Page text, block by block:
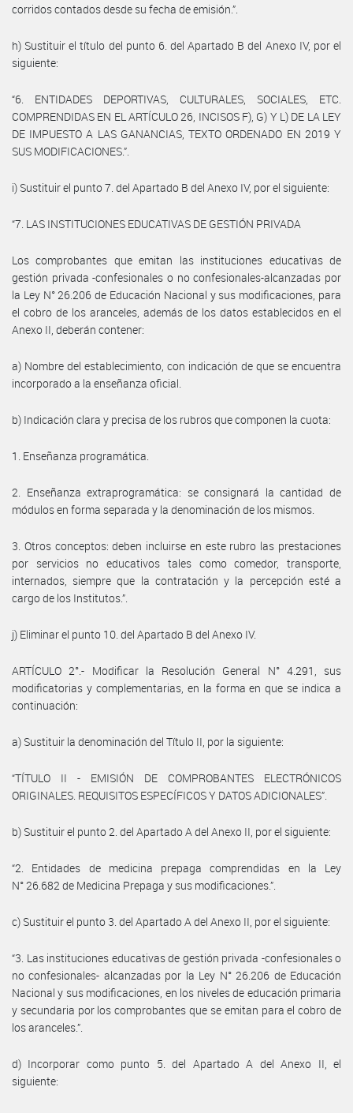
corridos contados desde su fecha de emisión.”.
h) Sustituir el título del punto 6. del Apartado B del Anexo IV, por el
siguiente:
“6. ENTIDADES DEPORTIVAS, CULTURALES, SOCIALES, ETC.
COMPRENDIDAS EN EL ARTÍCULO 26, INCISOS F), G) Y L) DE LA LEY
DE IMPUESTO A LAS GANANCIAS, TEXTO ORDENADO EN 2019 Y
SUS MODIFICACIONES.”.
i) Sustituir el punto 7. del Apartado B del Anexo IV, por el siguiente:
“7. LAS INSTITUCIONES EDUCATIVAS DE GESTIÓN PRIVADA
Los comprobantes que emitan las instituciones educativas de
gestión privada -confesionales o no confesionales-alcanzadas por
la Ley N° 26.206 de Educación Nacional y sus modificaciones, para
el cobro de los aranceles, además de los datos establecidos en el
Anexo II, deberán contener:
a) Nombre del establecimiento, con indicación de que se encuentra
incorporado a la enseñanza oficial.
b) Indicación clara y precisa de los rubros que componen la cuota:
1. Enseñanza programática.
2. Enseñanza extraprogramática: se consignará la cantidad de
módulos en forma separada y la denominación de los mismos.
3. Otros conceptos: deben incluirse en este rubro las prestaciones
por servicios no educativos tales como comedor, transporte,
internados, siempre que la contratación y la percepción esté a
cargo de los Institutos.”.
j) Eliminar el punto 10. del Apartado B del Anexo IV.
ARTÍCULO 2°.- Modificar la Resolución General N° 4.291, sus
modificatorias y complementarias, en la forma en que se indica a
continuación:
a) Sustituir la denominación del Título II, por la siguiente:
“TÍTULO II - EMISIÓN DE COMPROBANTES ELECTRÓNICOS
ORIGINALES. REQUISITOS ESPECÍFICOS Y DATOS ADICIONALES”.
b) Sustituir el punto 2. del Apartado A del Anexo II, por el siguiente:
“2. Entidades de medicina prepaga comprendidas en la Ley
N° 26.682 de Medicina Prepaga y sus modificaciones.”.
c) Sustituir el punto 3. del Apartado A del Anexo II, por el siguiente:
“3. Las instituciones educativas de gestión privada -confesionales o
no confesionales- alcanzadas por la Ley N° 26.206 de Educación
Nacional y sus modificaciones, en los niveles de educación primaria
y secundaria por los comprobantes que se emitan para el cobro de
los aranceles.”.
d) Incorporar como punto 5. del Apartado A del Anexo II, el
siguiente: